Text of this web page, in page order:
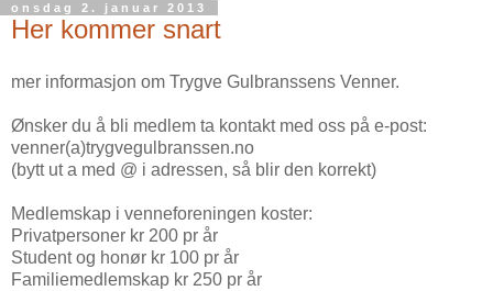
onsdag 2. januar 2013
Her kommer snart
mer informasjon om Trygve Gulbranssens Venner.
Ønsker du å bli medlem ta kontakt med oss på e-post:
venner(a)trygvegulbranssen.no
(bytt ut a med @ i adressen, så blir den korrekt)
Medlemskap i venneforeningen koster:
Privatpersoner kr 200 pr år
Student og honør kr 100 pr år
Familiemedlemskap kr 250 pr år